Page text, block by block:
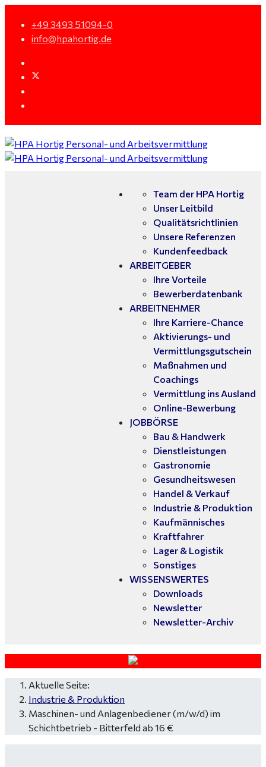
+49 3493 51094-0
info@hpahortig.de
Team der HPA Hortig
Unser Leitbild
Qualitätsrichtlinien
Unsere Referenzen
Kundenfeedback
ARBEITGEBER
Ihre Vorteile
Bewerberdatenbank
ARBEITNEHMER
Ihre Karriere-Chance
Aktivierungs- und
Vermittlungsgutschein
Maßnahmen und
Coachings
Vermittlung ins Ausland
Online-Bewerbung
JOBBÖRSE
Bau & Handwerk
Dienstleistungen
Gastronomie
Gesundheitswesen
Handel & Verkauf
Industrie & Produktion
Kaufmännisches
Kraftfahrer
Lager & Logistik
Sonstiges
WISSENSWERTES
Downloads
Newsletter
Newsletter-Archiv
Aktuelle Seite:
Industrie & Produktion
Maschinen- und Anlagenbediener (m/w/d) im
Schichtbetrieb - Bitterfeld ab 16 €